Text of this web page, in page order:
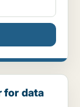
...
for data